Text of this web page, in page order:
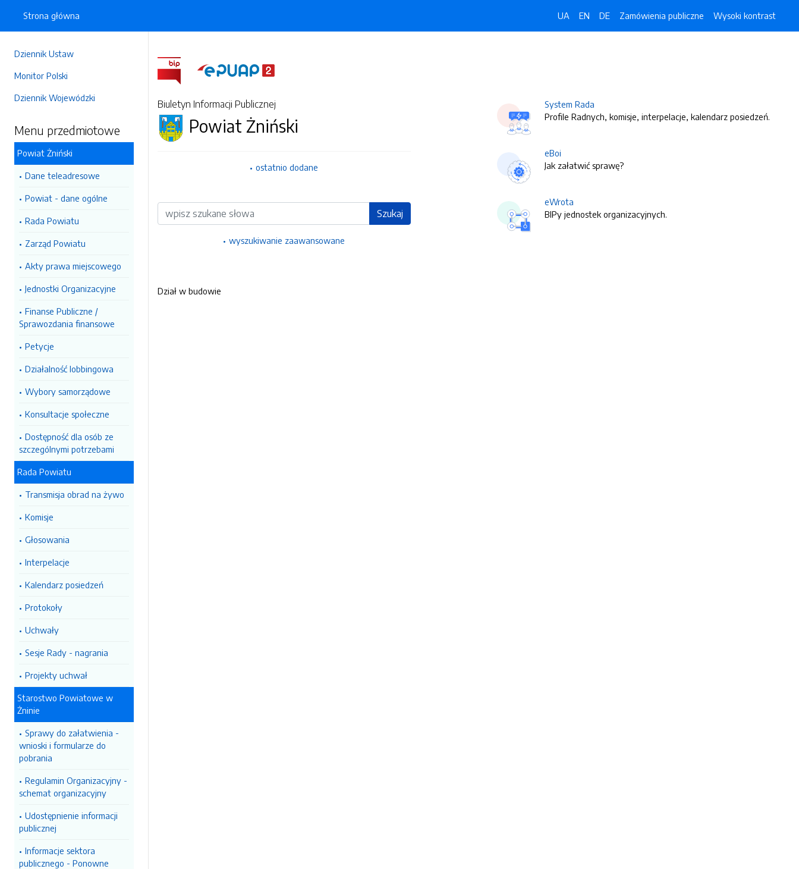
Dziennik Ustaw
Monitor Polski
Dziennik Wojewódzki
Menu przedmiotowe
Powiat Żniński
Dane teleadresowe
Powiat - dane ogólne
Rada Powiatu
Zarząd Powiatu
Akty prawa miejscowego
Jednostki Organizacyjne
Finanse Publiczne /
Sprawozdania finansowe
Petycje
Działalność lobbingowa
Wybory samorządowe
Konsultacje społeczne
Dostępność dla osób ze
szczególnymi potrzebami
Rada Powiatu
Transmisja obrad na żywo
Komisje
Głosowania
Interpelacje
Kalendarz posiedzeń
Protokoły
Uchwały
Sesje Rady - nagrania
Projekty uchwał
Starostwo Powiatowe w
Żninie
Sprawy do załatwienia -
wnioski i formularze do
pobrania
Regulamin Organizacyjny -
schemat organizacyjny
Udostępnienie informacji
publicznej
Informacje sektora
publicznego - Ponowne
Strona główna UA EN DE Zamówienia publiczne Wysoki kontrast
Biuletyn Informacji Publicznej
Powiat Żniński
ostatnio dodane
Wyszukiwarka Szukaj
wyszukiwanie zaawansowane
System Rada
Profile Radnych, komisje, interpelacje, kalendarz posiedzeń.
eBoi
Jak załatwić sprawę?
eWrota
BIPy jednostek organizacyjnych.
Dział w budowie